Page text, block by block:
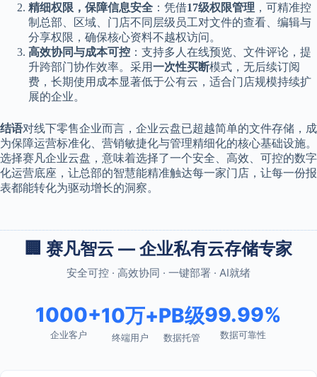
精细权限，保障信息安全 ：凭借17级权限管理 ，可精准控
制总部、区域、门店不同层级员工对文件的查看、编辑与
分享权限，确保核心资料不越权访问。
高效协同与成本可控 ：支持多人在线预览、文件评论，提
升跨部门协作效率。采用一次性买断模式，无后续订阅
费，长期使用成本显著低于公有云，适合门店规模持续扩
展的企业。
结语对线下零售企业而言，企业云盘已超越简单的文件存储，成
为保障运营标准化、营销敏捷化与管理精细化的核心基础设施。
选择赛凡企业云盘，意味着选择了一个安全、高效、可控的数字
化运营底座，让总部的智慧能精准触达每一家门店，让每一份报
表都能转化为驱动增长的洞察。
🏢 赛凡智云 — 企业私有云存储专家
安全可控 · 高效协同 · 一键部署 · AI就绪
1000+
企业客户
10万+
终端用户
PB级
数据托管
99.99%
数据可靠性